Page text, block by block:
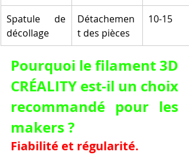
Spatule de
décollage
Détachemen
t des pièces
10-15
Pourquoi le filament 3D
CRÉALITY est-il un choix
recommandé pour les
makers ?
Fiabilité et régularité.